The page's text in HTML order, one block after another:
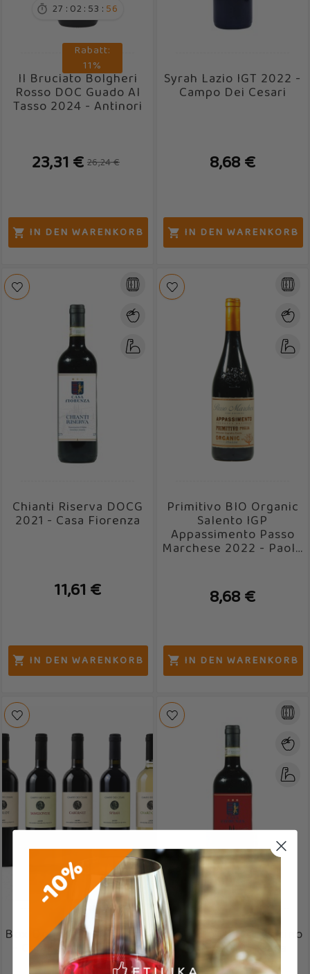
 27 : 02 : 53 : 55
Il Bruciato Bolgheri
Rosso DOC Guado Al
Tasso 2024 - Antinori
23,31 € 26,24 €
Rabatt:
11%
 IN DEN WARENKORB
Syrah Lazio IGT 2022 -
Campo Dei Cesari
8,68 €
 IN DEN WARENKORB
Chianti Riserva DOCG
2021 - Casa Fiorenza
11,61 €
 IN DEN WARENKORB
Primitivo BIO Organic
Salento IGP
Appassimento Passo
Marchese 2022 - Paolo
8,68 €
 IN DEN WARENKORB
Box Degustazione Lazio
- Campo Dei Cesari [5
Bot]
Rabatt:
29%
Brunello Di Montalcino
DOCG 2019 - Casa
Fiorenza